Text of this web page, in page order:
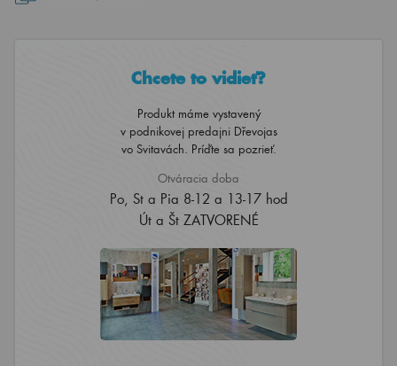
Chcete to vidieť?
Produkt máme vystavený
v podnikovej predajni Dřevojas
vo Svitavách. Príďte sa pozrieť.
Otváracia doba
Po, St a Pia 8-12 a 13-17 hod
Út a Št ZATVORENÉ